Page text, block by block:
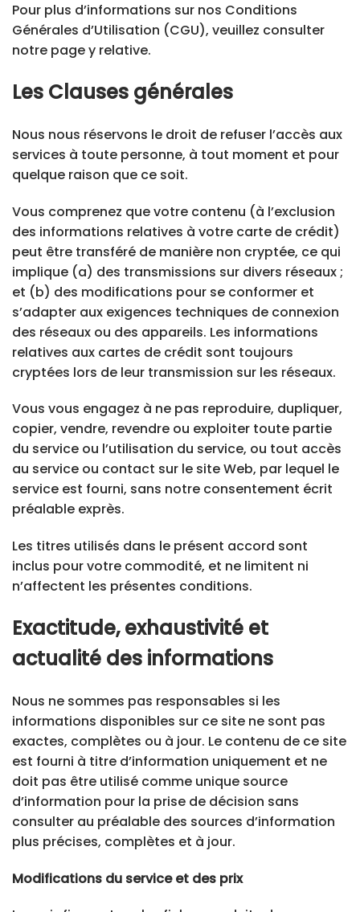
Pour plus d’informations sur nos Conditions
Générales d’Utilisation (CGU), veuillez consulter
notre page y relative.
Les Clauses générales
Nous nous réservons le droit de refuser l’accès aux
services à toute personne, à tout moment et pour
quelque raison que ce soit.
Vous comprenez que votre contenu (à l’exclusion
des informations relatives à votre carte de crédit)
peut être transféré de manière non cryptée, ce qui
implique (a) des transmissions sur divers réseaux ;
et (b) des modifications pour se conformer et
s’adapter aux exigences techniques de connexion
des réseaux ou des appareils. Les informations
relatives aux cartes de crédit sont toujours
cryptées lors de leur transmission sur les réseaux.
Vous vous engagez à ne pas reproduire, dupliquer,
copier, vendre, revendre ou exploiter toute partie
du service ou l’utilisation du service, ou tout accès
au service ou contact sur le site Web, par lequel le
service est fourni, sans notre consentement écrit
préalable exprès.
Les titres utilisés dans le présent accord sont
inclus pour votre commodité, et ne limitent ni
n’affectent les présentes conditions.
Exactitude, exhaustivité et
actualité des informations
Nous ne sommes pas responsables si les
informations disponibles sur ce site ne sont pas
exactes, complètes ou à jour. Le contenu de ce site
est fourni à titre d’information uniquement et ne
doit pas être utilisé comme unique source
d’information pour la prise de décision sans
consulter au préalable des sources d’information
plus précises, complètes et à jour.
Modifications du service et des prix